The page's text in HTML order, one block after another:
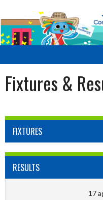
Fixtures &
FIXTURES
RESULTS
17